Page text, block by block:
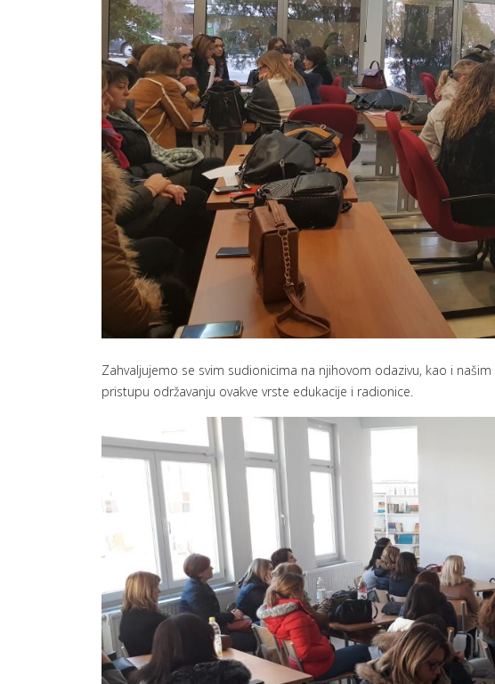
Zahvaljujemo se svim sudionicima na njihovom odazivu, kao i
pristupu održavanju ovakve vrste edukacije i radionice.